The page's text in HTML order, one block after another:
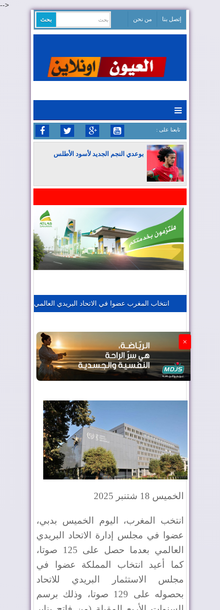
-->
إتصل بنا من نحن
≡
: تابعنا على
بوعدي النجم الجديد لأسود الأطلس
المغرب يعزز موقعه في صناعة الطيران
انتخاب المغرب عضوا في الاتحاد البريدي العالمي
×
الخميس 18 شتنبر 2025
انتخب المغرب، اليوم الخميس بدبي،
عضوا في مجلس إدارة الاتحاد البريدي
العالمي بعدما حصل على 125 صوتا،
كما أعيد انتخاب المملكة عضوا في
مجلس الاستثمار البريدي للاتحاد
بحصوله على 129 صوتا، وذلك برسم